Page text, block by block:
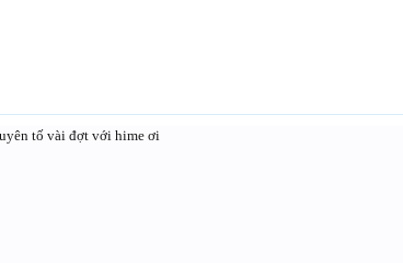
tố vài đợt với hime ơi